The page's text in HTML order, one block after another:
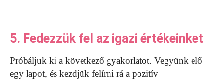
5. Fedezzük fel az igazi értékeinket
Próbáljuk ki a következő gyakorlatot. Vegyünk elő
egy lapot, és kezdjük felírni rá a pozitív